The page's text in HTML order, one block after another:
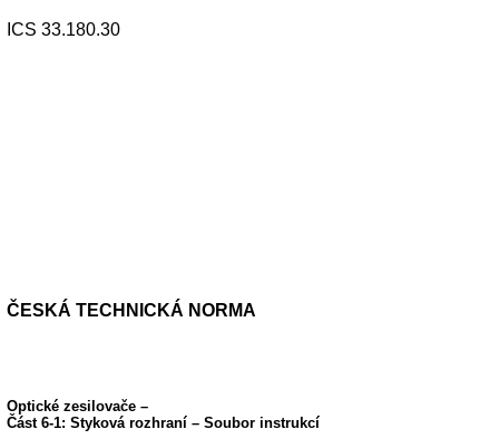
ICS 33.180.30
ČESKÁ TECHNICKÁ NORMA
Optické zesilovače –
Část 6-1: Styková rozhraní – Soubor instrukcí